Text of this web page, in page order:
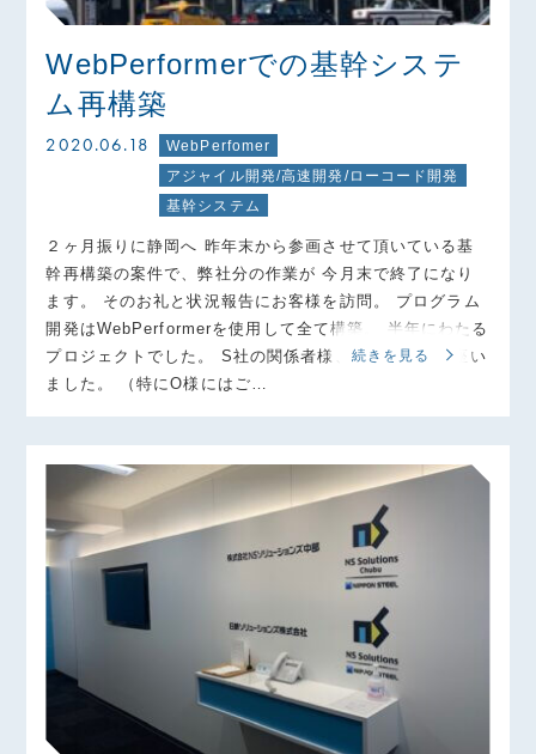
WebPerformerでの基幹システ
ム再構築
2020.06.18
WebPerfomer
アジャイル開発/高速開発/ローコード開発
基幹システム
２ヶ月振りに静岡へ 昨年末から参画させて頂いている基
幹再構築の案件で、弊社分の作業が 今月末で終了になり
ます。 そのお礼と状況報告にお客様を訪問。 プログラム
開発はWebPerformerを使用して全て構築。 半年にわたる
プロジェクトでした。 S社の関係者様、誠に有難う御座い
ました。 （特にO様にはご…
続きを見る